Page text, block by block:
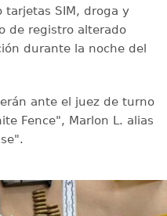
tarjetas SIM, droga y
de registro alterado
durante la noche del
ante el juez de turno
Fence", Marlon L. alias